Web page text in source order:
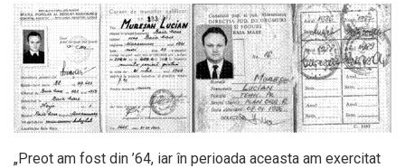
„Preot am fost din ’64, iar în perioada aceasta am exercitat